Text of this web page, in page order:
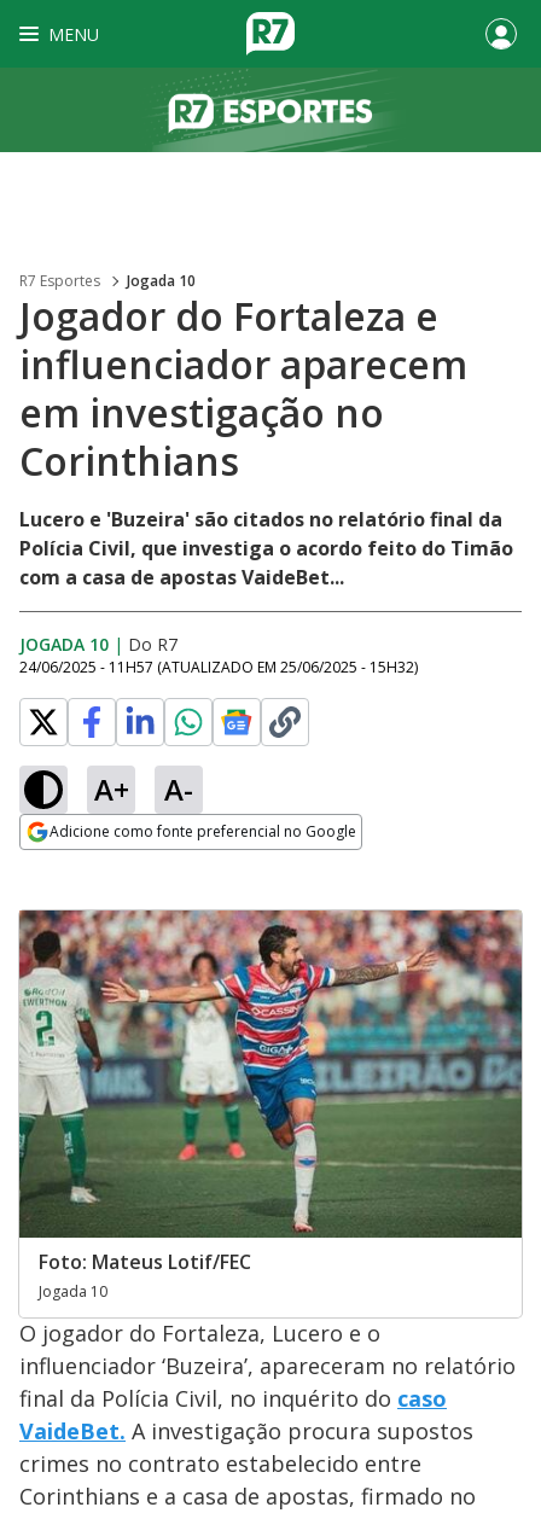
MENU
R7 Esportes Jogada 10
Jogador do Fortaleza e
influenciador aparecem
em investigação no
Corinthians
Lucero e 'Buzeira' são citados no relatório final da
Polícia Civil, que investiga o acordo feito do Timão
com a casa de apostas VaideBet...
JOGADA 10 | Do R7
24/06/2025 - 11H57 (ATUALIZADO EM 25/06/2025 - 15H32)
A+ A-
Adicione como fonte preferencial no Google
Foto: Mateus Lotif/FEC
Jogada 10
O jogador do Fortaleza, Lucero e o
influenciador ‘Buzeira’, apareceram no relatório
final da Polícia Civil, no inquérito do caso
VaideBet. A investigação procura supostos
crimes no contrato estabelecido entre
Corinthians e a casa de apostas, firmado no